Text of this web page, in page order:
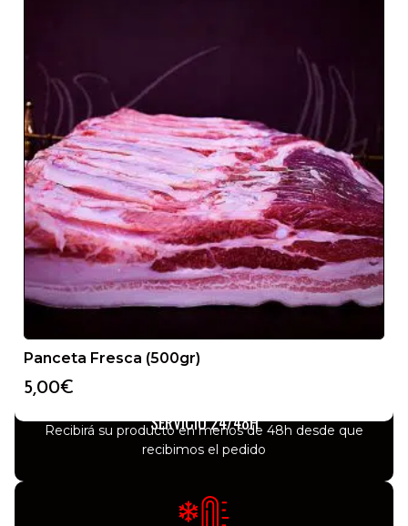
Panceta Fresca (500gr)
5,00€
SERVICIO 24/48H
Recibirá su producto en menos de 48h desde que
recibimos el pedido